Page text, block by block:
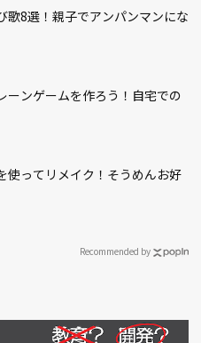
歌8選！親子でアンパンマンにな
ーンゲームを作ろう！自宅での
使ってリメイク！そうめんお好
Recommended by